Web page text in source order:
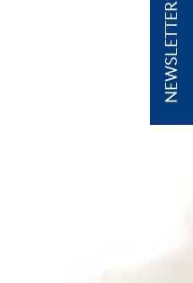
NEWSLETTER